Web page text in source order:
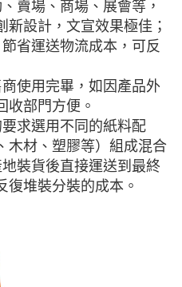
賣場、商場、展會等，
新設計，文宣效果極佳；
省運送物流成本，可反
使用完畢，如因產品外
收部門方便。
求選用不同的紙料配
木材、塑膠等）組成混合
裝貨後直接運送到最終
復堆裝分裝的成本。